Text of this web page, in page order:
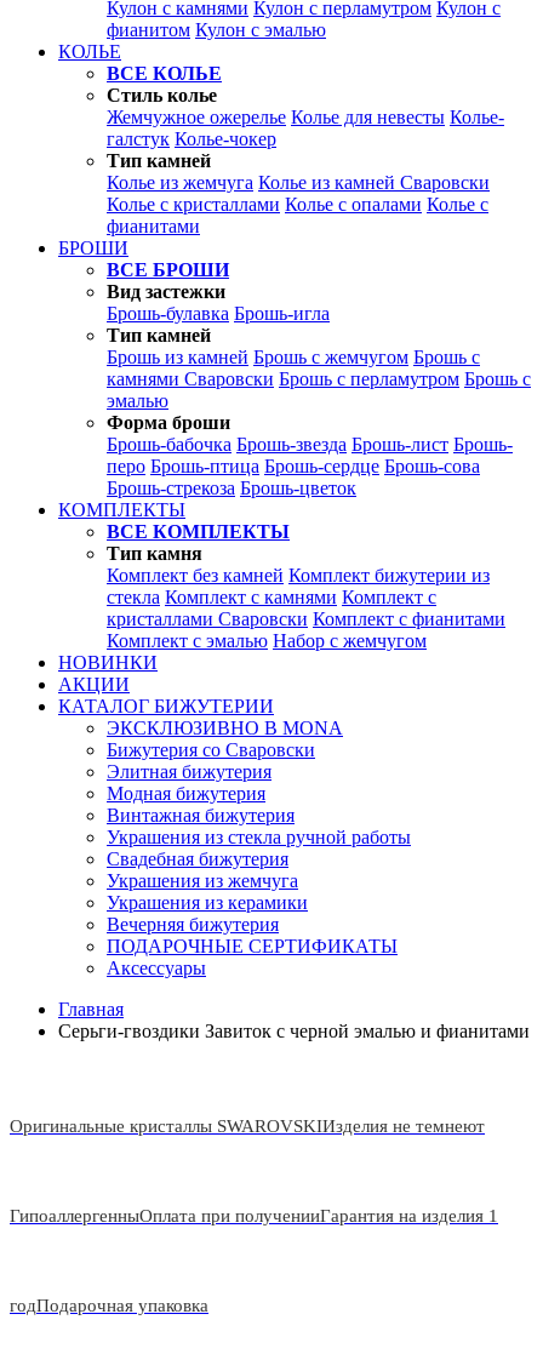
Кулон с камнями Кулон с перламутром Кулон с
фианитом Кулон с эмалью
КОЛЬЕ
ВСЕ КОЛЬЕ
Стиль колье
Жемчужное ожерелье Колье для невесты Колье-
галстук Колье-чокер
Тип камней
Колье из жемчуга Колье из камней Сваровски
Колье с кристаллами Колье с опалами Колье с
фианитами
БРОШИ
ВСЕ БРОШИ
Вид застежки
Брошь-булавка Брошь-игла
Тип камней
Брошь из камней Брошь с жемчугом Брошь с
камнями Сваровски Брошь с перламутром Брошь с
эмалью
Форма броши
Брошь-бабочка Брошь-звезда Брошь-лист Брошь-
перо Брошь-птица Брошь-сердце Брошь-сова
Брошь-стрекоза Брошь-цветок
КОМПЛЕКТЫ
ВСЕ КОМПЛЕКТЫ
Тип камня
Комплект без камней Комплект бижутерии из
стекла Комплект с камнями Комплект с
кристаллами Сваровски Комплект с фианитами
Комплект с эмалью Набор с жемчугом
НОВИНКИ
АКЦИИ
КАТАЛОГ БИЖУТЕРИИ
ЭКСКЛЮЗИВНО В MONA
Бижутерия со Сваровски
Элитная бижутерия
Модная бижутерия
Винтажная бижутерия
Украшения из стекла ручной работы
Свадебная бижутерия
Украшения из жемчуга
Украшения из керамики
Вечерняя бижутерия
ПОДАРОЧНЫЕ СЕРТИФИКАТЫ
Аксессуары
Главная
Серьги-гвоздики Завиток с черной эмалью и фианитами
Оригинальные кристаллы SWAROVSKIИзделия не темнеют
ГипоаллергенныОплата при полученииГарантия на изделия 1
годПодарочная упаковка